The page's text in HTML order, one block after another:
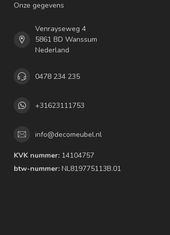
Onze gegevens
Venrayseweg 4
5861 BD Wanssum
Nederland
0478 234 235
+31623111753
info@decomeubel.nl
KVK nummer: 14104757
btw-nummer: NL819775113B.01